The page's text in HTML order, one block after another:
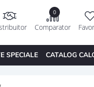
0
Comparator
SPECIALE CATALOG